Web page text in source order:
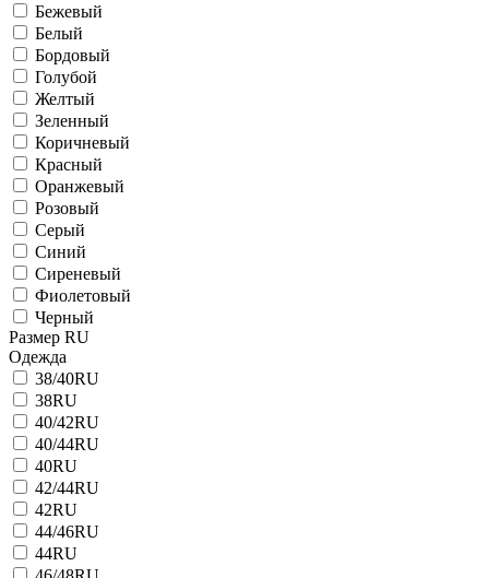
Бежевый
Белый
Бордовый
Голубой
Желтый
Зеленный
Коричневый
Красный
Оранжевый
Розовый
Серый
Синий
Сиреневый
Фиолетовый
Черный
Размер RU
Одежда
38/40RU
38RU
40/42RU
40/44RU
40RU
42/44RU
42RU
44/46RU
44RU